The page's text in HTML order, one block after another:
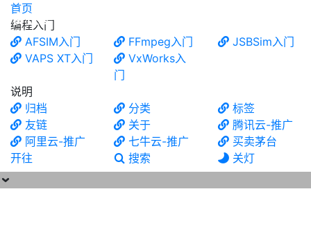
食铁兽
首页
编程入门
AFSIM入门
FFmpeg入门
JSBSim入门
VAPS XT入门
VxWorks入
门
说明
归档
分类
标签
友链
关于
腾讯云-推广
阿里云-推广
七牛云-推广
买卖茅台
开往
搜索 关灯